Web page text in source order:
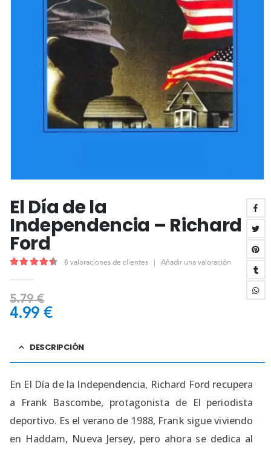
El Día de la
Independencia – Richard
Ford
8 valoraciones de clientes Añadir una valoración
5.79€
4.99 €
DESCRIPCIÓN
En El Día de la Independencia, Richard Ford recupera
a Frank Bascombe, protagonista de El periodista
deportivo. Es el verano de 1988, Frank sigue viviendo
en Haddam, Nueva Jersey, pero ahora se dedica al